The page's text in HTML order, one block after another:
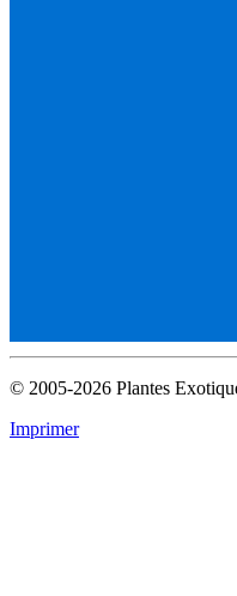
© 2005-2026 Plantes
Imprimer